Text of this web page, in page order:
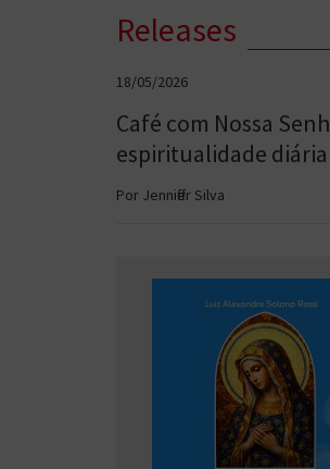
Releases
18/05/2026
Café com Nossa
espiritualidade diária
Por Jenniffer Silva